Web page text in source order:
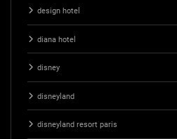
design hotel
diana hotel
disney
disneyland
disneyland resort paris